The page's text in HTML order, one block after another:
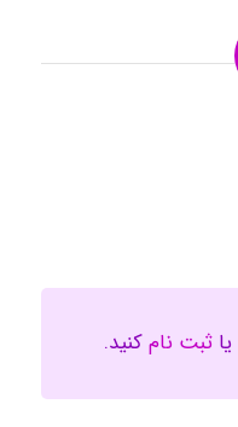
یا ثبت نامکنید.